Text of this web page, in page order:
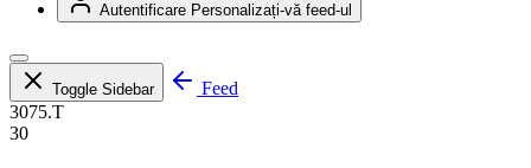
Autentificare Personalizați-vă feed-ul
Toggle Sidebar
Feed
3075.T
30